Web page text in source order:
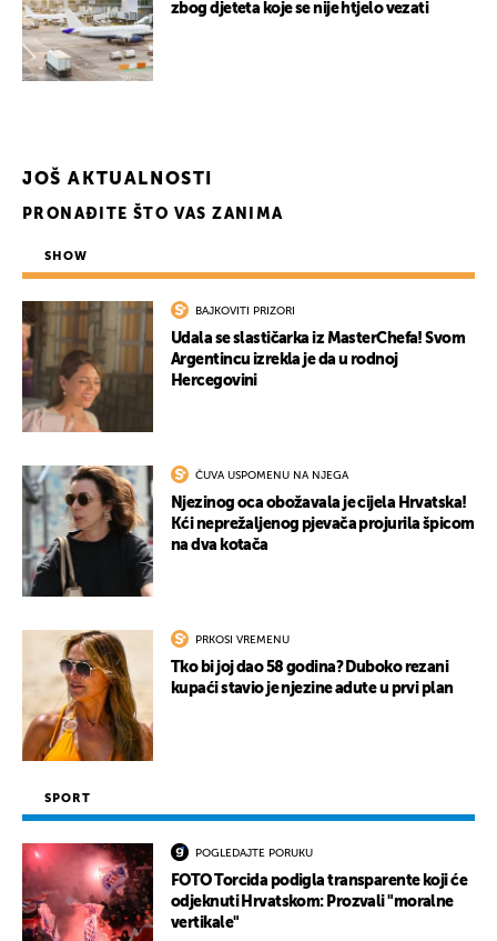
zbog djeteta koje se nije htjelo vezati
JOŠ AKTUALNOSTI
PRONAĐITE ŠTO VAS ZANIMA
SHOW
BAJKOVITI PRIZORI
Udala se slastičarka iz MasterChefa! Svom
Argentincu izrekla je da u rodnoj
Hercegovini
ČUVA USPOMENU NA NJEGA
Njezinog oca obožavala je cijela Hrvatska!
Kći neprežaljenog pjevača projurila špicom
na dva kotača
PRKOSI VREMENU
Tko bi joj dao 58 godina? Duboko rezani
kupaći stavio je njezine adute u prvi plan
SPORT
POGLEDAJTE PORUKU
FOTO Torcida podigla transparente koji će
odjeknuti Hrvatskom: Prozvali "moralne
vertikale"